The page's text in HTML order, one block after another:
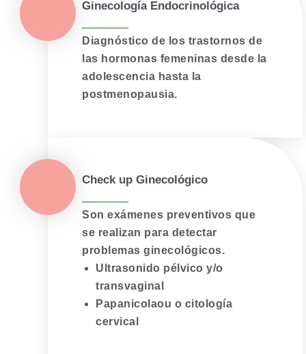
Ginecología Endocrinológica
Diagnóstico de los trastornos de
las hormonas femeninas desde la
adolescencia hasta la
postmenopausia.
Check up Ginecológico
Son exámenes preventivos que
se realizan para detectar
problemas ginecológicos.
Ultrasonido pélvico y/o
transvaginal
Papanicolaou o citología
cervical